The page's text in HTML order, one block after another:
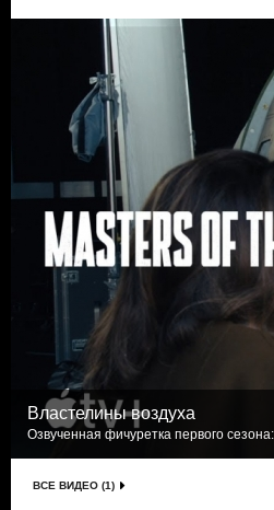
Властелины воздуха
Озвученная фичуретка первого
ВСЕ ВИДЕО (1)